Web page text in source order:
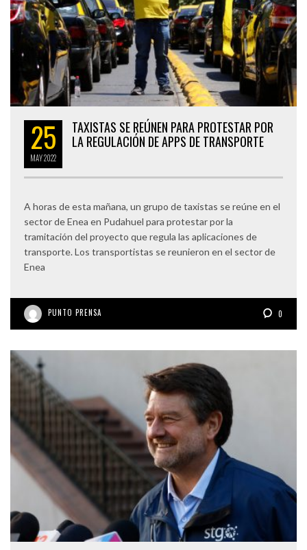
25
MAY2022
TAXISTAS SE REÚNEN PARA PROTESTAR POR
LA REGULACIÓN DE APPS DE TRANSPORTE
A horas de esta mañana, un grupo de taxistas se reúne en el
sector de Enea en Pudahuel para protestar por la
tramitación del proyecto que regula las aplicaciones de
transporte. Los transportistas se reunieron en el sector de
Enea
PUNTO PRENSA 0